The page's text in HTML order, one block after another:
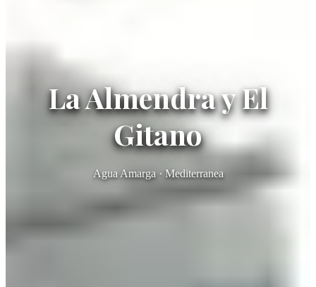
La Almendra y El
Gitano
Agua Amarga · Mediterranea